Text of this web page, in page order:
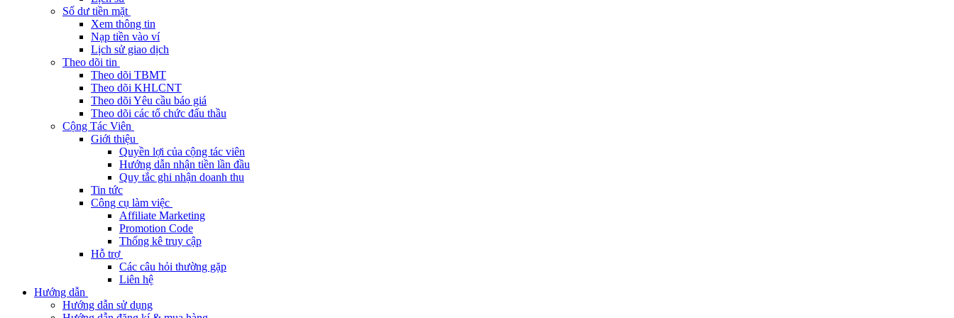
Số dư tiền mặt
Xem thông tin
Nạp tiền vào ví
Lịch sử giao dịch
Theo dõi tin
Theo dõi TBMT
Theo dõi KHLCNT
Theo dõi Yêu cầu báo giá
Theo dõi các tổ chức đấu thầu
Cộng Tác Viên
Giới thiệu
Quyền lợi của cộng tác viên
Hướng dẫn nhận tiền lần đầu
Quy tắc ghi nhận doanh thu
Tin tức
Công cụ làm việc
Affiliate Marketing
Promotion Code
Thống kê truy cập
Hỗ trợ
Các câu hỏi thường gặp
Liên hệ
Hướng dẫn
Hướng dẫn sử dụng